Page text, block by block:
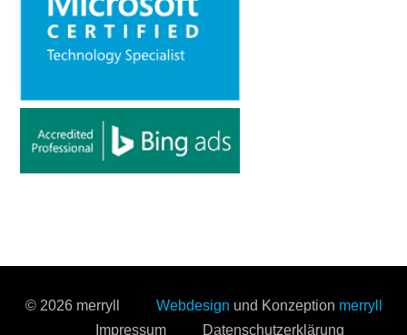
© 2026 merryll Webdesign und Konzeption merryll
Impressum
Datenschutzerklärung